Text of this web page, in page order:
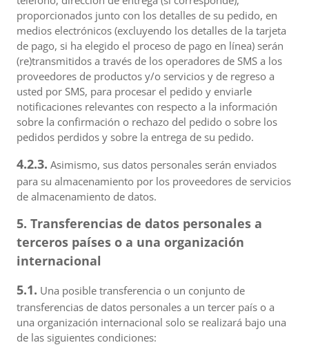
proporcionados junto con los detalles de su pedido, en
medios electrónicos (excluyendo los detalles de la tarjeta
de pago, si ha elegido el proceso de pago en línea) serán
(re)transmitidos a través de los operadores de SMS a los
proveedores de productos y/o servicios y de regreso a
usted por SMS, para procesar el pedido y enviarle
notificaciones relevantes con respecto a la información
sobre la confirmación o rechazo del pedido o sobre los
pedidos perdidos y sobre la entrega de su pedido.
4.2.3. Asimismo, sus datos personales serán enviados
para su almacenamiento por los proveedores de servicios
de almacenamiento de datos.
5. Transferencias de datos personales a
terceros países o a una organización
internacional
5.1. Una posible transferencia o un conjunto de
transferencias de datos personales a un tercer país o a
una organización internacional solo se realizará bajo una
de las siguientes condiciones: